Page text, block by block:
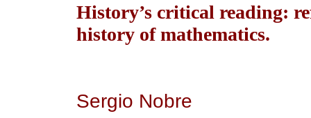
History’s critical reading:
history of mathematics.
Sergio Nobre